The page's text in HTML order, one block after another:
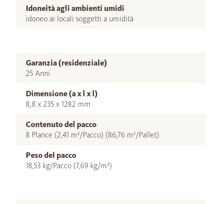
Idoneità agli ambienti umidi
idoneo ai locali soggetti a umidità
Garanzia (residenziale)
25 Anni
Dimensione (a x l x l)
8,8 x 235 x 1282 mm
Contenuto del pacco
8 Plance (2,41 m²/Pacco) (86,76 m²/Pallet)
Peso del pacco
18,53 kg/Pacco (7,69 kg/m²)